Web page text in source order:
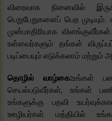
விரைவாக நினைவில்
பெறுபேறுகளைப் பெற
முன்மாதிரியாக
உள்ளவர்களும் தங்கள்
படிப்பையும் எடுக்கலாம் மற்றும்
தொழில் வாழ்கை:உங்கள்
செயல்படுவீர்கள், உங்கள்
உங்களுக்கு பதவி
ஊழியர்கள் மத்தியில்